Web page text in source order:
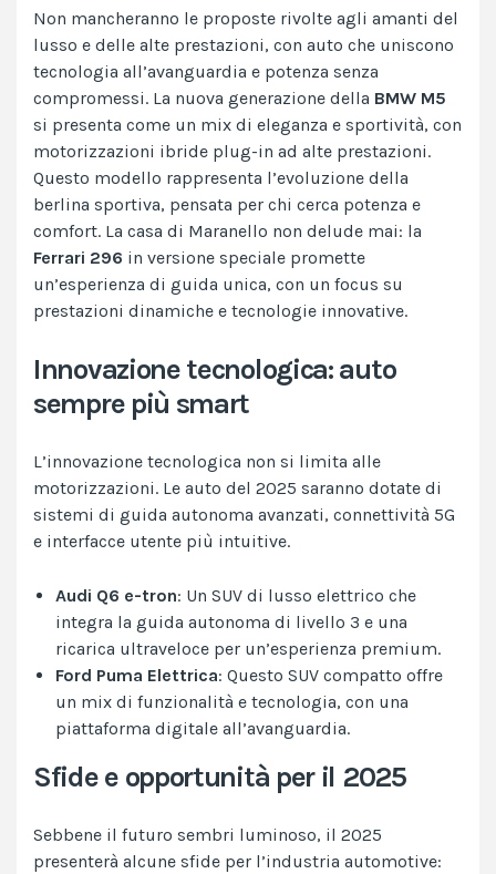
Non mancheranno le proposte rivolte agli amanti del
lusso e delle alte prestazioni, con auto che uniscono
tecnologia all’avanguardia e potenza senza
compromessi. La nuova generazione della BMW M5
si presenta come un mix di eleganza e sportività, con
motorizzazioni ibride plug-in ad alte prestazioni.
Questo modello rappresenta l’evoluzione della
berlina sportiva, pensata per chi cerca potenza e
comfort​. La casa di Maranello non delude mai: la
Ferrari 296 in versione speciale promette
un’esperienza di guida unica, con un focus su
prestazioni dinamiche e tecnologie innovative.
Innovazione tecnologica: auto
sempre più smart
L’innovazione tecnologica non si limita alle
motorizzazioni. Le auto del 2025 saranno dotate di
sistemi di guida autonoma avanzati, connettività 5G
e interfacce utente più intuitive.
Audi Q6 e-tron: Un SUV di lusso elettrico che
integra la guida autonoma di livello 3 e una
ricarica ultraveloce per un’esperienza premium.
Ford Puma Elettrica: Questo SUV compatto offre
un mix di funzionalità e tecnologia, con una
piattaforma digitale all’avanguardia​.
Sfide e opportunità per il 2025
Sebbene il futuro sembri luminoso, il 2025
presenterà alcune sfide per l’industria automotive: